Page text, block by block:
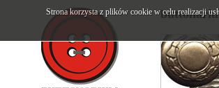
Strona korzysta z plików cookie w celu realizacji